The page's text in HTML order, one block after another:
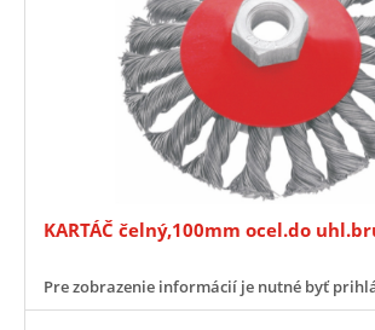
KARTÁČ čelný,100mm ocel.do
Pre zobrazenie informácií je nutné byť